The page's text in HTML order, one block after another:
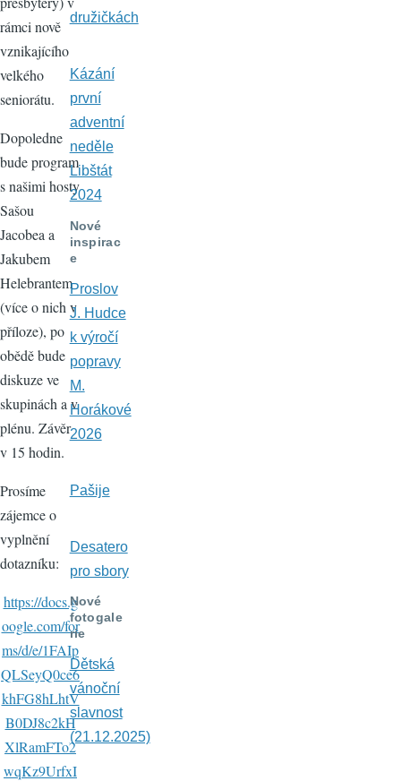
rámci nově
vznikajícího
velkého
seniorátu.
Dopoledne
bude program
s našimi hosty
Sašou
Jacobea a
Jakubem
Helebrantem
(více o nich v
příloze), po
obědě bude
diskuze ve
skupinách a v
plénu. Závěr
v 15 hodin.
Prosíme
zájemce o
vyplnění
dotazníku:
https://docs.g
oogle.com/for
ms/d/e/1FAIp
QLSeyQ0ce6
khFG8hLhtV
B0DJ8c2kH
XlRamFTo2
wqKz9UrfxI
družičkách
Kázání
první
adventní
neděle
Libštát
2024
Nové
inspirac
e
Proslov
J. Hudce
k výročí
popravy
M.
Horákové
2026
Pašije
Desatero
pro sbory
Nové
fotogale
rie
Dětská
vánoční
slavnost
(21.12.2025)